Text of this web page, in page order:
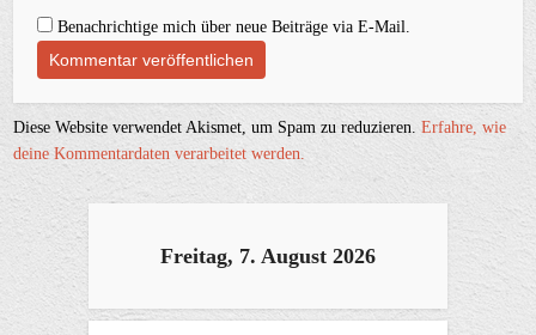
Benachrichtige mich über neue Beiträge via E-Mail.
Diese Website verwendet Akismet, um Spam zu reduzieren.Erfahre, wie
deine Kommentardaten verarbeitet werden.
Freitag, 7. August 2026